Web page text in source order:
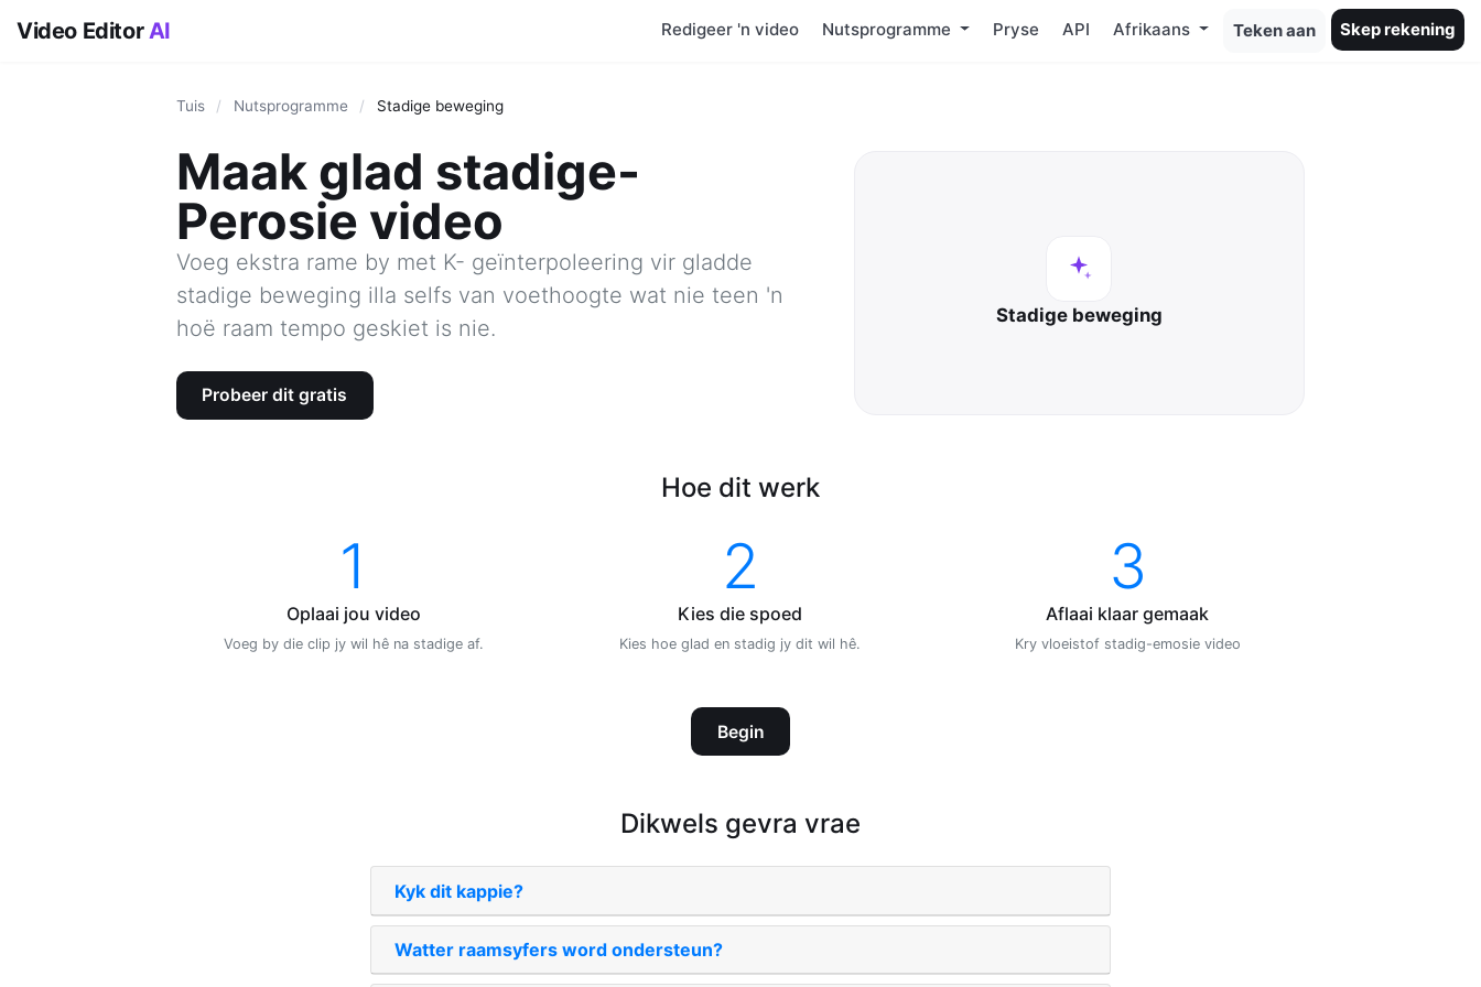
Video EditorAI Redigeer 'n video Nutsprogramme Pryse API Afrikaans Teken aan Skep rekening
Tuis / Nutsprogramme / Stadige beweging
Maak glad stadige-
Perosie video
Voeg ekstra rame by met K- geïnterpoleering vir gladde
stadige beweging illa selfs van voethoogte wat nie teen 'n
hoë raam tempo geskiet is nie.
Probeer dit gratis
Stadige beweging
Hoe dit werk
1
Oplaai jou video
Voeg by die clip jy wil hê na stadige af.
2
Kies die spoed
Kies hoe glad en stadig jy dit wil hê.
3
Aflaai klaar gemaak
Kry vloeistof stadig-emosie video
Begin
Dikwels gevra vrae
Kyk dit kappie?
Watter raamsyfers word ondersteun?